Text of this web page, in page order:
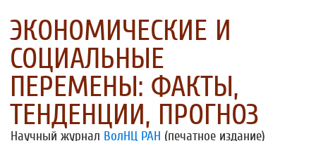
ЭКОНОМИЧЕСКИЕ И
СОЦИАЛЬНЫЕ
ПЕРЕМЕНЫ: ФАКТЫ,
ТЕНДЕНЦИИ, ПРОГНОЗ
Научный журнал ВолНЦ РАН (печатное издание)